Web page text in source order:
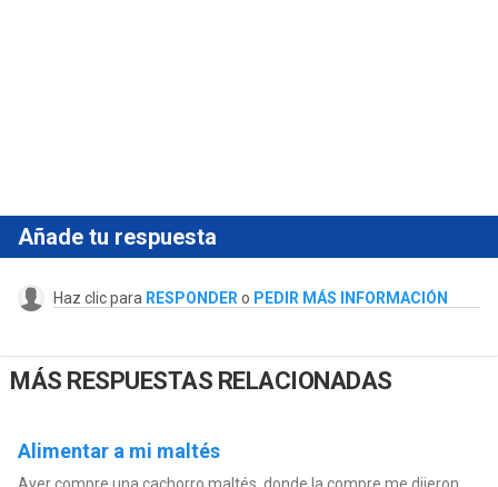
Añade tu respuesta
Haz clic para RESPONDER o PEDIR MÁS INFORMACIÓN
MÁS RESPUESTAS RELACIONADAS
Alimentar a mi maltés
Ayer compre una cachorro maltés, donde la compre me dijeron